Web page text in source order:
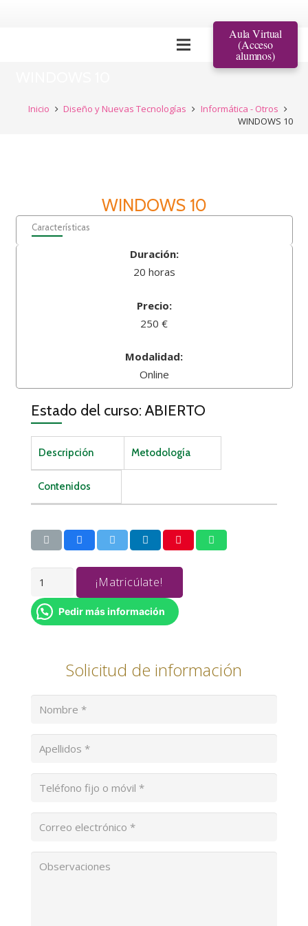
Aula Virtual
(Acceso
alumnos)
Inicio Diseño y Nuevas Tecnologías
Informática - Otros
WINDOWS 10
WINDOWS 10
Características
Duración:
20 horas
Precio:
250 €
Modalidad:
Online
Estado del curso: ABIERTO
Descripción Metodología
Contenidos
WINDOWS
cantidad
¡Matricúlate!
Pedir más información
Solicitud de información